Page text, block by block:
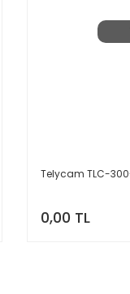
Telycam TLC-
0,00 TL